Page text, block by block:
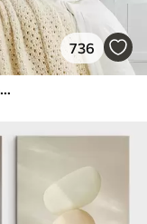
736
Крупний план білої квітки півонії з крапельками води на пелюстках на розмитому фоні